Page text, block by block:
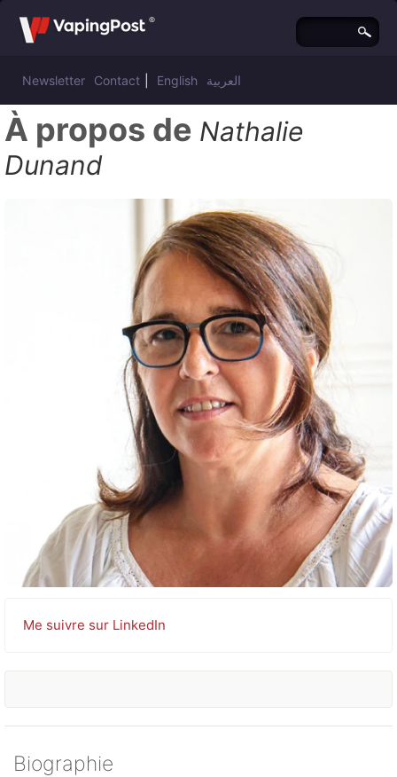
Newsletter Contact English العربية
À propos de Nathalie
Dunand
Me suivre sur LinkedIn
Biographie